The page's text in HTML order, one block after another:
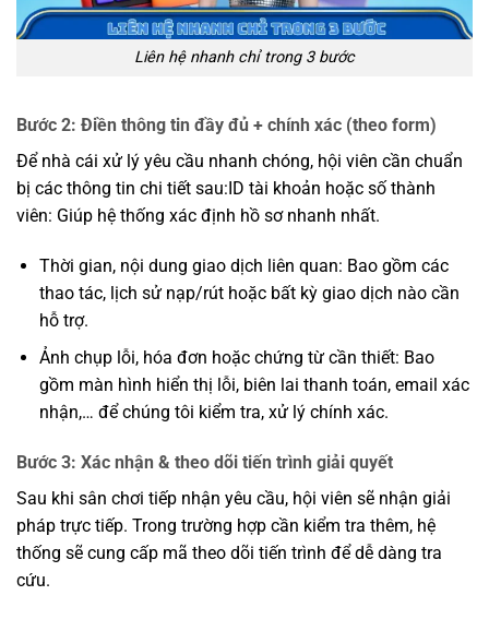
Liên hệ nhanh chỉ trong 3 bước
Bước 2: Điền thông tin đầy đủ + chính xác (theo form)
Để nhà cái xử lý yêu cầu nhanh chóng, hội viên cần chuẩn
bị các thông tin chi tiết sau:ID tài khoản hoặc số thành
viên: Giúp hệ thống xác định hồ sơ nhanh nhất.
Thời gian, nội dung giao dịch liên quan: Bao gồm các
thao tác, lịch sử nạp/rút hoặc bất kỳ giao dịch nào cần
hỗ trợ.
Ảnh chụp lỗi, hóa đơn hoặc chứng từ cần thiết: Bao
gồm màn hình hiển thị lỗi, biên lai thanh toán, email xác
nhận,… để chúng tôi kiểm tra, xử lý chính xác.
Bước 3: Xác nhận & theo dõi tiến trình giải quyết
Sau khi sân chơi tiếp nhận yêu cầu, hội viên sẽ nhận giải
pháp trực tiếp. Trong trường hợp cần kiểm tra thêm, hệ
thống sẽ cung cấp mã theo dõi tiến trình để dễ dàng tra
cứu.